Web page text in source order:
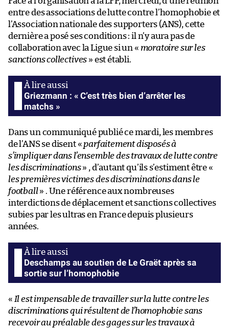
entre des associations de lutte contre l’homophobie et
l’Association nationale des supporters (ANS), cette
dernière a posé ses conditions : il n’y aura pas de
collaboration avec la Ligue si un « moratoire sur les
sanctions collectives » est établi.
Griezmann : « C’est très bien d’arrêter les
matchs »
Dans un communiqué publié ce mardi, les membres
de l’ANS se disent « parfaitement disposés à
s’impliquer dans l’ensemble des travaux de lutte contre
les discriminations» , d’autant qu’ils s’estiment être «
les premières victimes des discriminations dans le
football» . Une référence aux nombreuses
interdictions de déplacement et sanctions collectives
subies par les ultras en France depuis plusieurs
années.
Deschamps au soutien de Le Graët après sa
sortie sur l’homophobie
« Il est impensable de travailler sur la lutte contre les
discriminations qui résultent de l’homophobie sans
recevoir au préalable des gages sur les travaux à